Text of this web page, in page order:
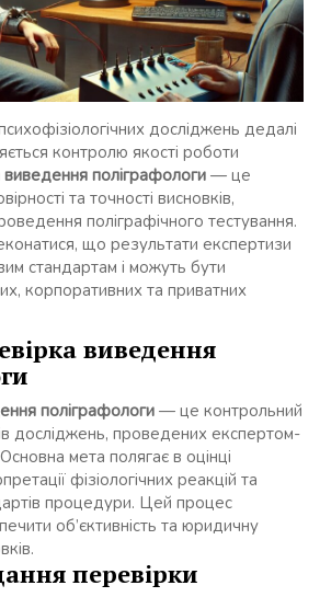
досліджень дедалі
контролю якості роботи
поліграфологи — це
та точності висновків,
поліграфічного тестування.
що результати експертизи
стандартам і можуть бути
корпоративних та приватних
виведення
поліграфологи — це контрольний
досліджень, проведених експертом-
мета полягає в оцінці
фізіологічних реакцій та
процедури. Цей процес
об’єктивність та юридичну
перевірки